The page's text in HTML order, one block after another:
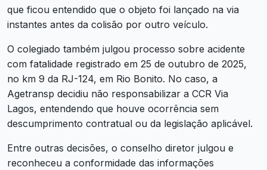
que ficou entendido que o objeto foi lançado na via
instantes antes da colisão por outro veículo.
O colegiado também julgou processo sobre acidente
com fatalidade registrado em 25 de outubro de 2025,
no km 9 da RJ-124, em Rio Bonito. No caso, a
Agetransp decidiu não responsabilizar a CCR Via
Lagos, entendendo que houve ocorrência sem
descumprimento contratual ou da legislação aplicável.
Entre outras decisões, o conselho diretor julgou e
reconheceu a conformidade das informações